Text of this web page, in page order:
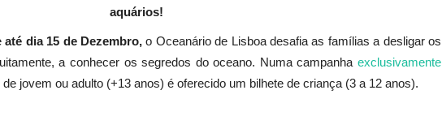
aquários!
até dia 15 de Dezembro,o Oceanário de Lisboa desafia as famílias a desligar os
a conhecer os segredos do oceano. Numa campanha exclusivamente
jovem ou adulto (+13 anos) é oferecido um bilhete de criança (3 a 12 anos).